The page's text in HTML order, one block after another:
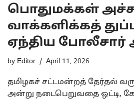
பொதுமக்கள்
வாக்களிக்கத்
ஏந்திய போலீசார்
by Editor April 11, 2026
தமிழகச் சட்டமன்றத் தேர்தல்
அன்று நடைபெறுவதை ஒட்டி,